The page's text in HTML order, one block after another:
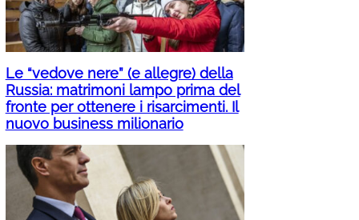
Le “vedove nere” (e allegre) della
Russia: matrimoni lampo prima del
fronte per ottenere i risarcimenti. Il
nuovo business milionario